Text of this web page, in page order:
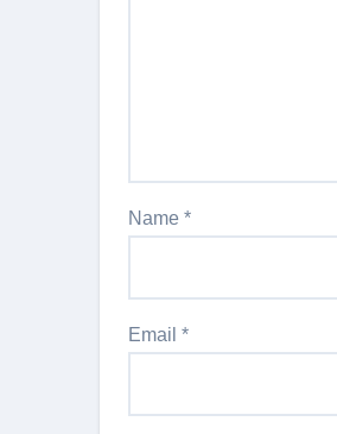
Name *
Email *